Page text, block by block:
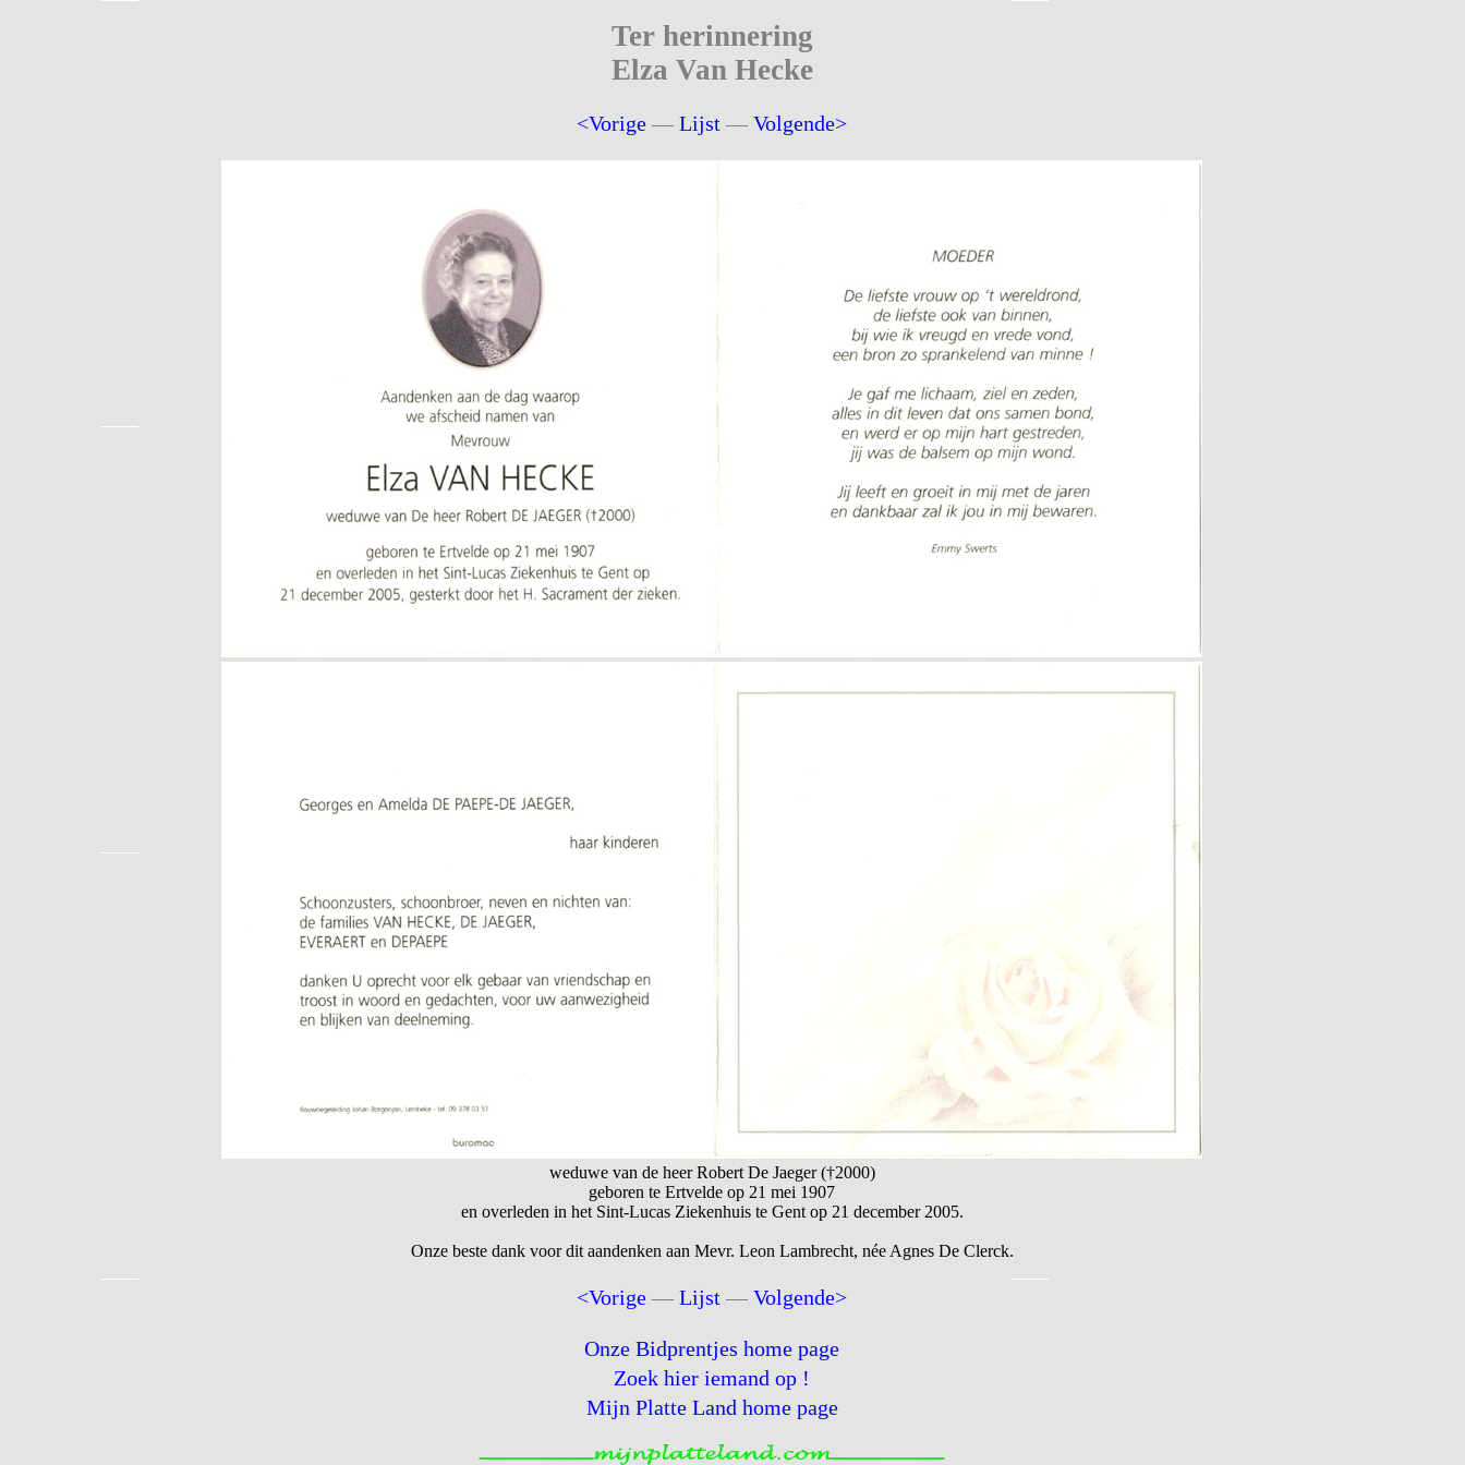
Ter herinnering
Elza Van Hecke
<Vorige —Lijst —Volgende>
weduwe van de heer Robert De Jaeger (†2000)
geboren te Ertvelde op 21 mei 1907
en overleden in het Sint-Lucas Ziekenhuis te Gent op 21 december 2005.
Onze beste dank voor dit aandenken aan Mevr. Leon Lambrecht, née Agnes De Clerck.
<Vorige —Lijst —Volgende>
Onze Bidprentjes home page
Zoek hier iemand op !
Mijn Platte Land home page